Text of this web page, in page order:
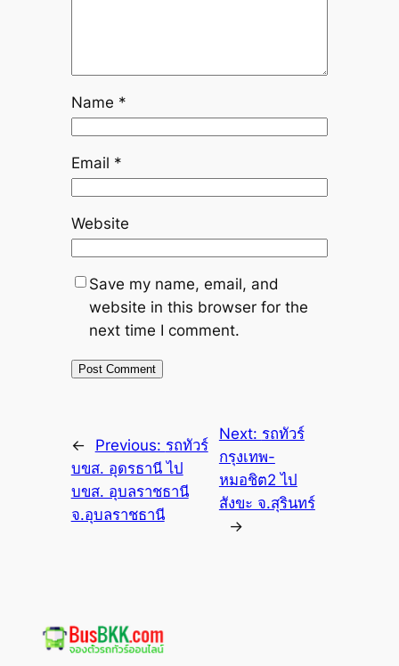
Name *
Email *
Website
Save my name, email, and
website in this browser for the
next time I comment.
← Previous: รถทัวร์
บขส. อุดรธานี ไป
บขส. อุบลราชธานี
จ.อุบลราชธานี
Next: รถทัวร์
กรุงเทพ-
หมอชิต2 ไป
สังขะ จ.สุรินทร์
→